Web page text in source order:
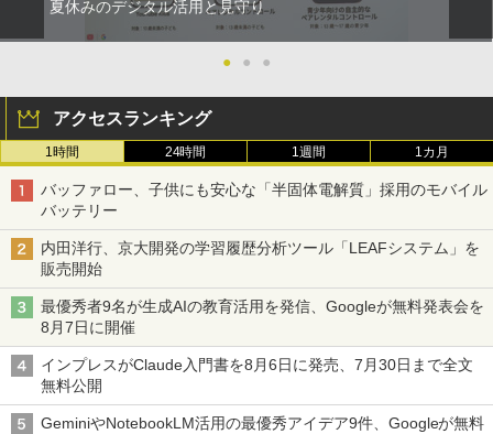
夏休みのデジタル活用と見守り
● ● ●
アクセスランキング
1時間 24時間 1週間 1カ月
バッファロー、子供にも安心な「半固体電解質」採用のモバイル
バッテリー
内田洋行、京大開発の学習履歴分析ツール「LEAFシステム」を
販売開始
最優秀者9名が生成AIの教育活用を発信、Googleが無料発表会を
8月7日に開催
インプレスがClaude入門書を8月6日に発売、7月30日まで全文
無料公開
GeminiやNotebookLM活用の最優秀アイデア9件、Googleが無料